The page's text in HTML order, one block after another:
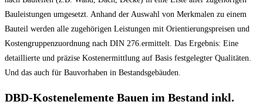
Bauleistungen umgesetzt. Anhand der Auswahl von Merkmalen zu einem
Bauteil werden alle zugehörigen Leistungen mit Orientierungspreisen und
Kostengruppenzuordnung nach DIN 276.ermittelt. Das Ergebnis: Eine
detaillierte und präzise Kostenermittlung auf Basis festgelegter Qualitäten.
Und das auch für Bauvorhaben in Bestandsgebäuden.
DBD-Kostenelemente Bauen im Bestand inkl.